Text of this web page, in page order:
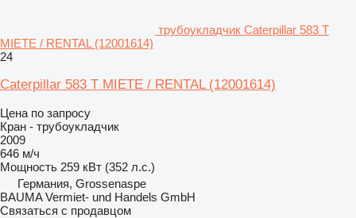
трубоукладчик Caterpillar 583 T
MIETE / RENTAL (12001614)
24
Caterpillar 583 T MIETE / RENTAL (12001614)
Цена по запросу
Кран - трубоукладчик
2009
646 м/ч
Мощность 259 кВт (352 л.с.)
Германия, Grossenaspe
BAUMA Vermiet- und Handels GmbH
Связаться с продавцом